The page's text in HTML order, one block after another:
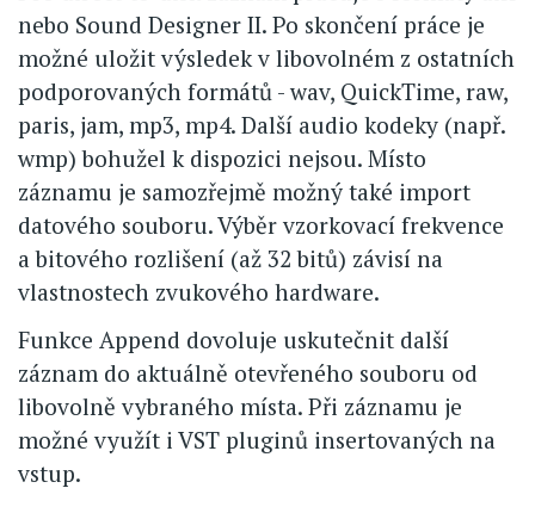
nebo Sound Designer II. Po skončení práce je
možné uložit výsledek v libovolném z ostatních
podporovaných formátů - wav, QuickTime, raw,
paris, jam, mp3, mp4. Další audio kodeky (např.
wmp) bohužel k dispozici nejsou. Místo
záznamu je samozřejmě možný také import
datového souboru. Výběr vzorkovací frekvence
a bitového rozlišení (až 32 bitů) závisí na
vlastnostech zvukového hardware.
Funkce Append dovoluje uskutečnit další
záznam do aktuálně otevřeného souboru od
libovolně vybraného místa. Při záznamu je
možné využít i VST pluginů insertovaných na
vstup.